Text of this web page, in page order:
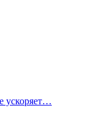
ускоряет…